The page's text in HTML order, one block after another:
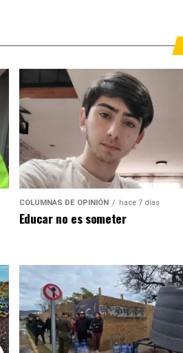
COLUMNAS DE OPINIÓN hace 7 días
Educar no es someter